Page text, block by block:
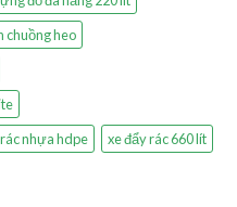
chuồng heo
nhựa hdpe
xe đẩy rác 660 lít